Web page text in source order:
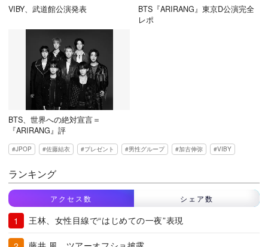
VIBY、武道館公演発表
BTS『ARIRANG』東京D公演完全
レポ
BTS、世界への絶対宣言＝
『ARIRANG』評
JPOP 佐藤結衣 プレゼント 男性グループ 加古伸弥 VIBY
ランキング
アクセス数 シェア数
王林、女性目線で“はじめての一夜”表現